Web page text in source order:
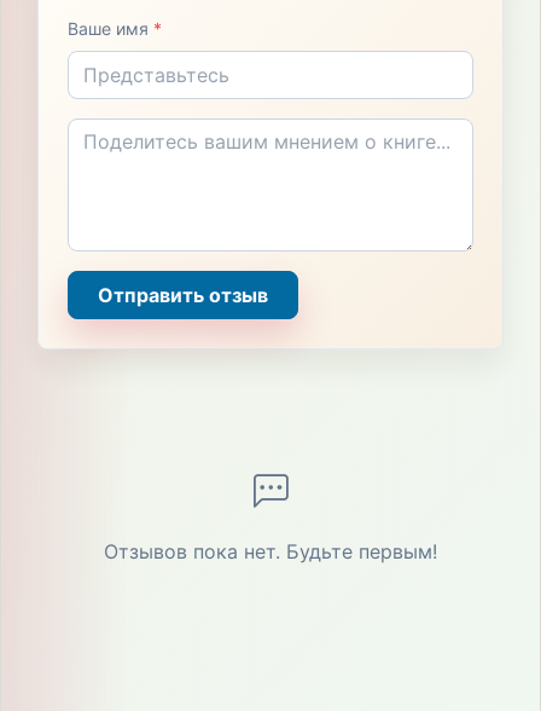
Ваше имя *
Отправить отзыв
Отзывов пока нет. Будьте первым!